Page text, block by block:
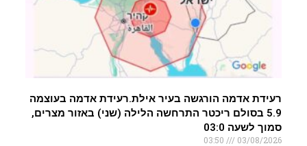
רעידת אדמה הורגשה בעיר אילת.רעידת אדמה בעוצמה
5.9 בסולם ריכטר התרחשה הלילה (שני) באזור מצרים,
סמוך לשעה 03:0
03/08/2026